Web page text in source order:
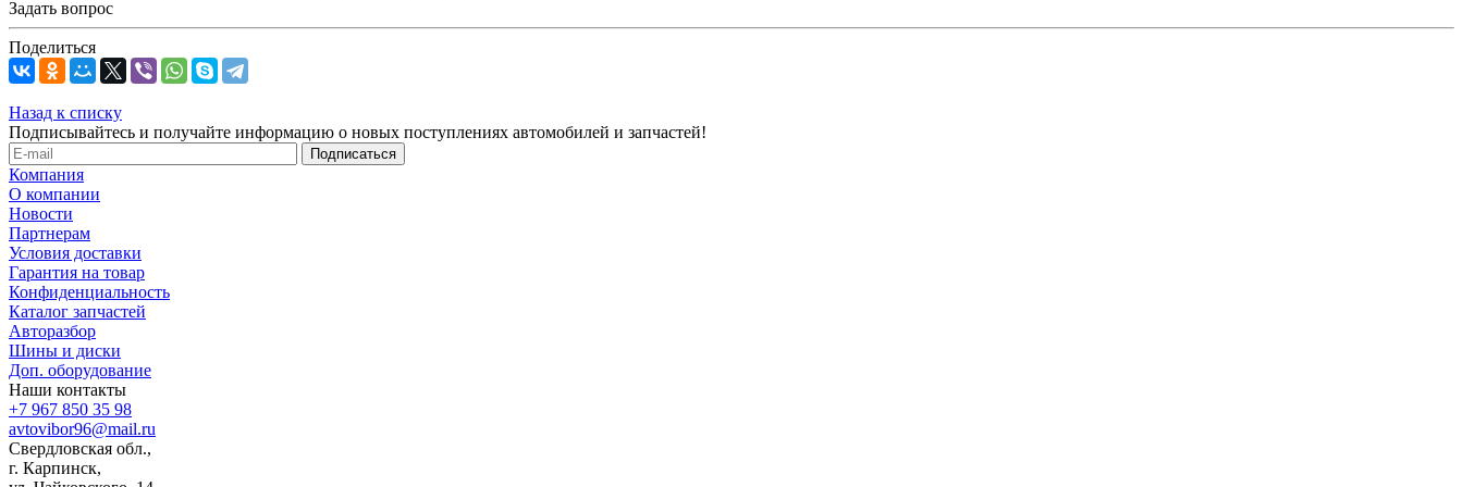
Задать вопрос
Поделиться
Назад к списку
Подписывайтесь и получайте информацию о новых поступлениях автомобилей и запчастей!
Компания
О компании
Новости
Партнерам
Условия доставки
Гарантия на товар
Конфиденциальность
Каталог запчастей
Авторазбор
Шины и диски
Доп. оборудование
Наши контакты
+7 967 850 35 98
avtovibor96@mail.ru
Свердловская обл.,
г. Карпинск,